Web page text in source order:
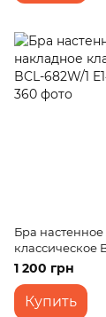
Бра
классическое
E14 WH+G
1 200 грн
Купить